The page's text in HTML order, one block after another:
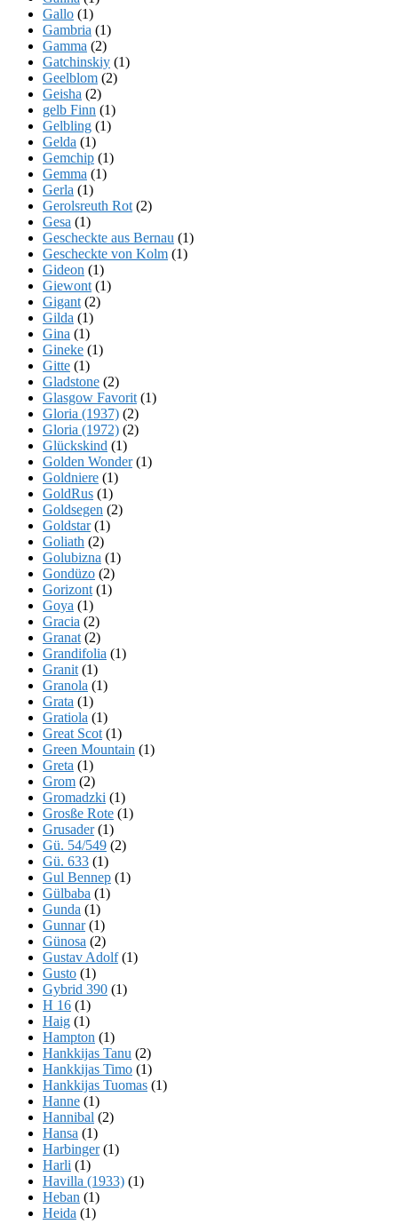
Gallo (1)
Gambria (1)
Gamma (2)
Gatchinskiy (1)
Geelblom (2)
Geisha (2)
gelb Finn (1)
Gelbling (1)
Gelda (1)
Gemchip (1)
Gemma (1)
Gerla (1)
Gerolsreuth Rot (2)
Gesa (1)
Gescheckte aus Bernau (1)
Gescheckte von Kolm (1)
Gideon (1)
Giewont (1)
Gigant (2)
Gilda (1)
Gina (1)
Gineke (1)
Gitte (1)
Gladstone (2)
Glasgow Favorit (1)
Gloria (1937) (2)
Gloria (1972) (2)
Glückskind (1)
Golden Wonder(1)
Goldniere (1)
GoldRus (1)
Goldsegen (2)
Goldstar(1)
Goliath (2)
Golubizna (1)
Gondüzo (2)
Gorizont (1)
Goya (1)
Gracia (2)
Granat (2)
Grandifolia (1)
Granit (1)
Granola (1)
Grata (1)
Gratiola (1)
Great Scot (1)
Green Mountain (1)
Greta (1)
Grom (2)
Gromadzki (1)
Grosße Rote (1)
Grusader(1)
Gü. 54/549 (2)
Gü. 633 (1)
Gul Bennep (1)
Gülbaba (1)
Gunda (1)
Gunnar(1)
Günosa (2)
Gustav Adolf(1)
Gusto (1)
Gybrid 390 (1)
H 16 (1)
Haig (1)
Hampton (1)
Hankkijas Tanu (2)
Hankkijas Timo (1)
Hankkijas Tuomas (1)
Hanne (1)
Hannibal (2)
Hansa (1)
Harbinger(1)
Harli (1)
Havilla (1933) (1)
Heban (1)
Heida (1)